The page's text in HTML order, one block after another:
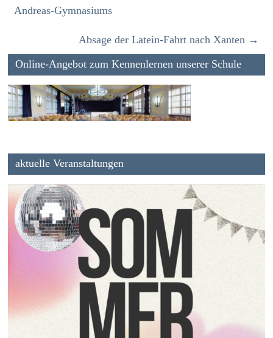
Andreas-Gymnasiums
Absage der Latein-Fahrt nach Xanten →
Online-Angebot zum Kennenlernen unserer Schule
aktuelle Veranstaltungen